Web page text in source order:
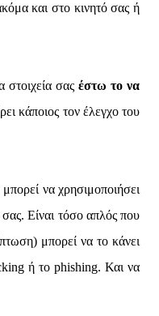
και στο κινητό σας ή
σας έστω το να
κάποιος τον έλεγχο του
να χρησιμοποιήσει
σας. Είναι τόσο απλός που
μπορεί να το κάνει
ή το phishing. Και να